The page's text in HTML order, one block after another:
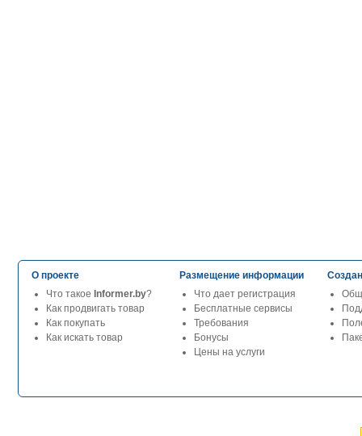
О проекте
Что такое Informer.by?
Как продвигать товар
Как покупать
Как искать товар
Размещение информации
Что дает регистрация
Бесплатные сервисы
Требования
Бонусы
Цены на услуги